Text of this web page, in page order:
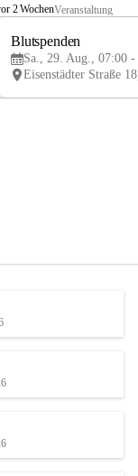
e
2 WochenVeranstaltung
Blutspenden
Sa., 29. Aug., 07:00 -